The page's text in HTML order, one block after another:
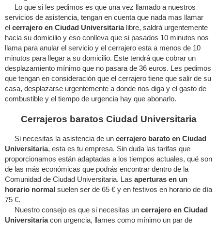
Lo que si les pedimos es que una vez llamado a nuestros
servicios de asistencia, tengan en cuenta que nada mas llamar
el cerrajero en Ciudad Universitarialibre, saldrá urgentemente
hacia su domicilio y eso conlleva que si pasados 10 minutos nos
llama para anular el servicio y el cerrajero esta a menos de 10
minutos para llegar a su domicilio. Este tendrá que cobrar un
desplazamiento mínimo que no pasara de 36 euros. Les pedimos
que tengan en consideración que el cerrajero tiene que salir de su
casa, desplazarse urgentemente a donde nos diga y el gasto de
combustible y el tiempo de urgencia hay que abonarlo.
Cerrajeros baratos Ciudad Universitaria
Si necesitas la asistencia de un cerrajero barato en Ciudad
Universitaria, esta es tu empresa. Sin duda las tarifas que
proporcionamos están adaptadas a los tiempos actuales, qué son
de las más económicas que podrás encontrar dentro de la
Comunidad de Ciudad Universitaria. Las aperturas en un
horario normal suelen ser de 65 € y en festivos en horario de día
75 €.
Nuestro consejo es que si necesitas un cerrajero en Ciudad
Universitariacon urgencia, llames como mínimo un par de